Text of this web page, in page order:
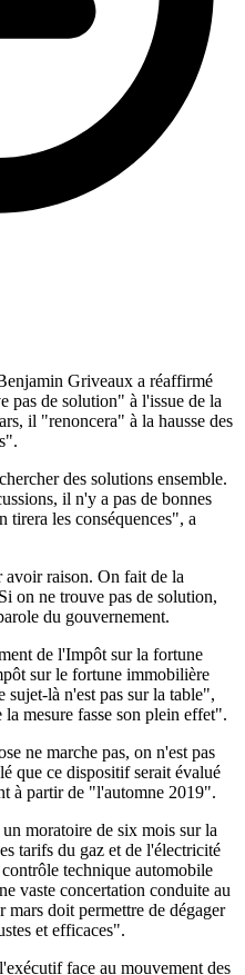
Griveaux a réaffirmé
pas de solution" à l'issue de la
il "renoncera" à la hausse des
des solutions ensemble.
il n'y a pas de bonnes
tirera les conséquences", a
raison. On fait de la
on ne trouve pas de solution,
du gouvernement.
de l'Impôt sur la fortune
sur le fortune immobilière
là n'est pas sur la table",
mesure fasse son plein effet".
ne marche pas, on n'est pas
que ce dispositif serait évalué
à partir de "l'automne 2019".
moratoire de six mois sur la
tarifs du gaz et de l'électricité
technique automobile
vaste concertation conduite au
doit permettre de dégager
et efficaces".
face au mouvement des